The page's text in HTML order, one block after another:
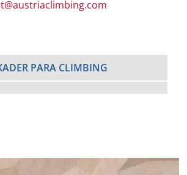
@austriaclimbing.com
PARA CLIMBING